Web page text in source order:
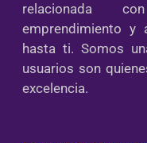
relacionada
emprendimiento y
hasta ti. Somos
usuarios son
excelencia.